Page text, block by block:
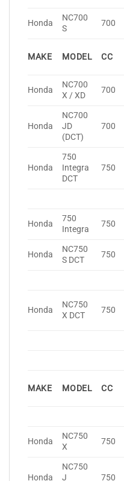
Honda
NC700
S
700
MAKE MODEL CC
Honda
NC700
X / XD
700
Honda
NC700
JD
(DCT)
700
Honda
750
Integra
DCT
750
Honda
750
Integra
750
Honda
NC750
S DCT
750
Honda
NC750
X DCT
750
MAKE MODEL CC
Honda
NC750
X
750
Honda
NC750
J
750